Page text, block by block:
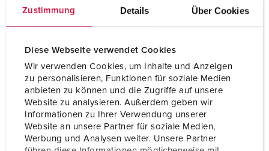
Zustimmung Details Über Cookies
Diese Webseite verwendet Cookies
Wir verwenden Cookies, um Inhalte und Anzeigen
zu personalisieren, Funktionen für soziale Medien
anbieten zu können und die Zugriffe auf unsere
Website zu analysieren. Außerdem geben wir
Informationen zu Ihrer Verwendung unserer
Website an unsere Partner für soziale Medien,
Werbung und Analysen weiter. Unsere Partner